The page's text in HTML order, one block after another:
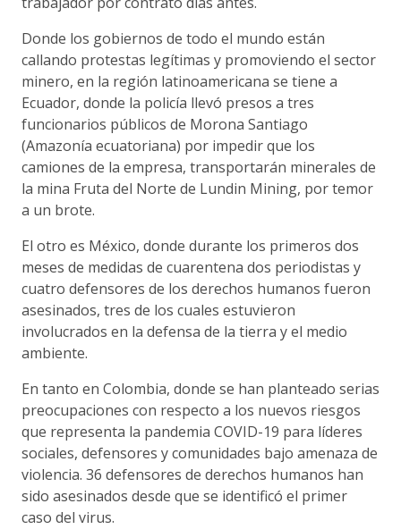
Donde los gobiernos de todo el mundo están
callando protestas legítimas y promoviendo el sector
minero, en la región latinoamericana se tiene a
Ecuador, donde la policía llevó presos a tres
funcionarios públicos de Morona Santiago
(Amazonía ecuatoriana) por impedir que los
camiones de la empresa, transportarán minerales de
la mina Fruta del Norte de Lundin Mining, por temor
a un brote.
El otro es México, donde durante los primeros dos
meses de medidas de cuarentena dos periodistas y
cuatro defensores de los derechos humanos fueron
asesinados, tres de los cuales estuvieron
involucrados en la defensa de la tierra y el medio
ambiente.
En tanto en Colombia, donde se han planteado serias
preocupaciones con respecto a los nuevos riesgos
que representa la pandemia COVID-19 para líderes
sociales, defensores y comunidades bajo amenaza de
violencia. 36 defensores de derechos humanos han
sido asesinados desde que se identificó el primer
caso del virus.